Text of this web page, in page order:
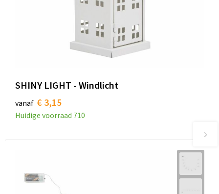
SHINY LIGHT - Windlicht
vanaf € 3,15
Huidige voorraad 710